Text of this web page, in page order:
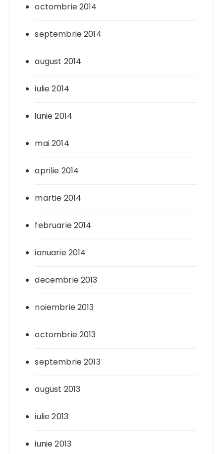
octombrie 2014
septembrie 2014
august 2014
iulie 2014
iunie 2014
mai 2014
aprilie 2014
martie 2014
februarie 2014
ianuarie 2014
decembrie 2013
noiembrie 2013
octombrie 2013
septembrie 2013
august 2013
iulie 2013
iunie 2013